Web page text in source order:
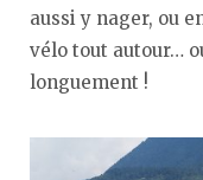
aussi y nager, ou
vélo tout autour…
longuement !